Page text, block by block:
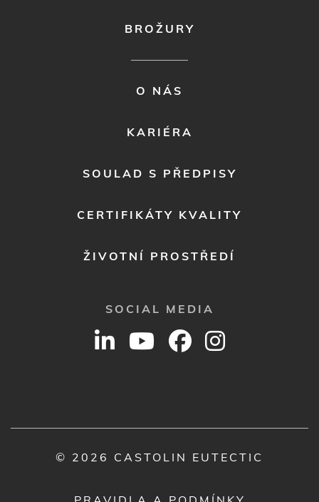
BROŽURY
O NÁS
KARIÉRA
SOULAD S PŘEDPISY
CERTIFIKÁTY KVALITY
ŽIVOTNÍ PROSTŘEDÍ
SOCIAL MEDIA
© 2026 CASTOLIN EUTECTIC